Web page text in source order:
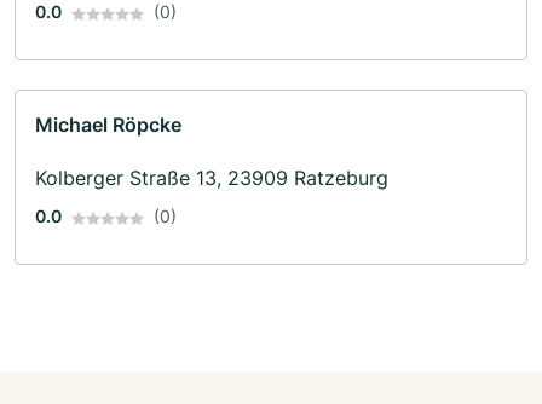
0.0 (0)
Michael Röpcke
Kolberger Straße 13, 23909 Ratzeburg
0.0 (0)